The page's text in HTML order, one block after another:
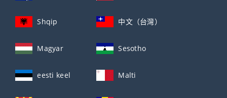
Shqip 中文（台灣）
Magyar Sesotho
eesti keel Malti